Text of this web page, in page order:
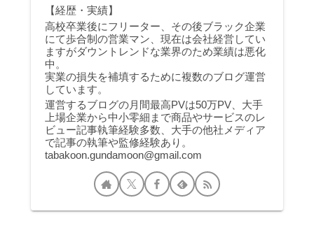
【経歴・実績】
高校卒業後にフリーター、その後ブラック企業
にて歩合制の営業マン、現在は会社経営してい
ますがダウントレンドな業界のため業績は悪化
中。
実業の損失を補填するために複数のブログ運営
しています。
運営するブログの月間最高PVは50万PV、大手
上場企業から中小零細まで商品やサービスのレ
ビュー記事執筆経験多数、大手の他社メディア
で記事の執筆や監修経験あり。
tabakoon.gundamoon@gmail.com